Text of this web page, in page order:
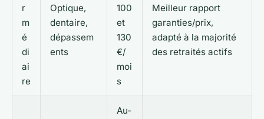
r
m
é
di
ai
re
Optique,
dentaire,
dépassem
ents
100
et
130
€/
moi
s
Meilleur rapport
garanties/prix,
adapté à la majorité
des retraités actifs
Au-